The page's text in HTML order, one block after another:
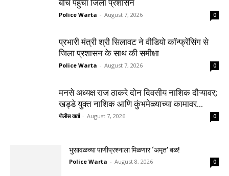
बीच पहुंचा जिला प्रशासन
Police Warta - August 7, 2026 0
प्रभारी मंत्री श्री सिलावट ने वीडियो कॉन्फ्रेंसिंग से
जिला प्रशासन के साथ की समीक्षा
Police Warta - August 7, 2026 0
मनसे अध्यक्ष राज ठाकरे दोन दिवसीय नाशिक दौऱ्यावर;
खड्डे युक्त नाशिक आणि कुंभमेळ्याच्या कामावर...
पोलीस वार्ता - August 7, 2026 0
भुसावळच्या पाणीप्रश्नाला मिळणार ‘अमृत’ बळ!
Police Warta - August 8, 2026 0